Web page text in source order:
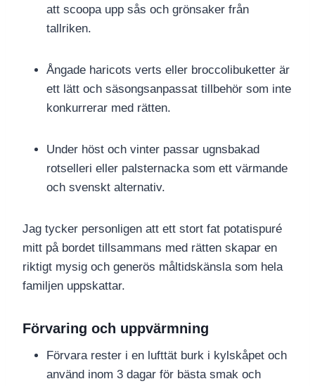
att scoopa upp sås och grönsaker från
tallriken.
Ångade haricots verts eller broccolibuketter är
ett lätt och säsongsanpassat tillbehör som inte
konkurrerar med rätten.
Under höst och vinter passar ugnsbakad
rotselleri eller palsternacka som ett värmande
och svenskt alternativ.
Jag tycker personligen att ett stort fat potatispuré
mitt på bordet tillsammans med rätten skapar en
riktigt mysig och generös måltidskänsla som hela
familjen uppskattar.
Förvaring och uppvärmning
Förvara rester i en lufttät burk i kylskåpet och
använd inom 3 dagar för bästa smak och